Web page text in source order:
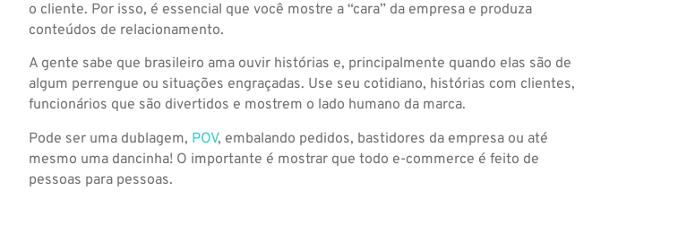
o cliente. Por isso, é essencial que você mostre a “cara” da empresa e produza
conteúdos de relacionamento.
A gente sabe que brasileiro ama ouvir histórias e, principalmente quando elas são de
algum perrengue ou situações engraçadas. Use seu cotidiano, histórias com clientes,
funcionários que são divertidos e mostrem o lado humano da marca.
Pode ser uma dublagem, POV, embalando pedidos, bastidores da empresa ou até
mesmo uma dancinha! O importante é mostrar que todo e-commerce é feito de
pessoas para pessoas.